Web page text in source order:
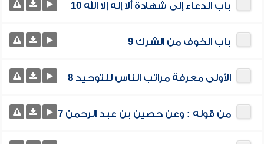
باب الدعاء إلى شهادة ألا إله إلا الله 10
باب الخوف من الشرك 9
الأولى معرفة مراتب الناس للتوحيد 8
من قوله : وعن حصين بن عبد الرحمن 7